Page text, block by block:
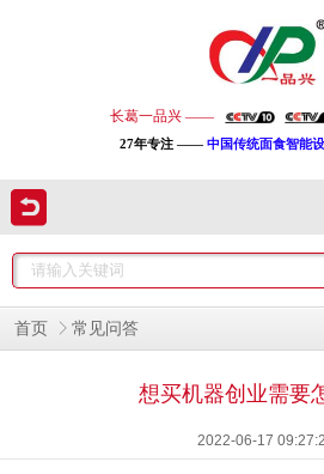
长葛一品兴 ——
27年专注 —— 中国传统面食智能
首页 常见问答
想买机器创业需要
2022-06-17